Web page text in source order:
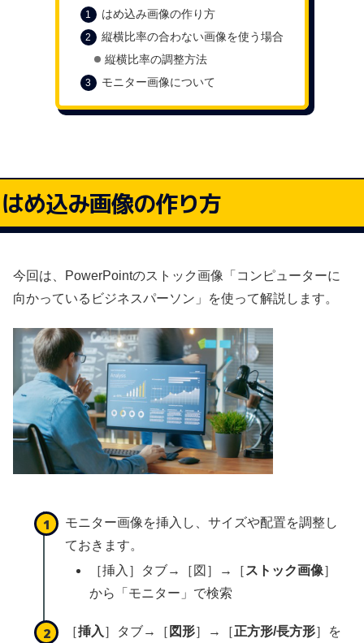
はめ込み画像の作り方
縦横比率の合わない画像を使う場合
縦横比率の調整方法
モニター画像について
はめ込み画像の作り方
今回は、PowerPointのストック画像「コンピューターに
向かっているビジネスパーソン」を使って解説します。
モニター画像を挿入し、サイズや配置を調整し
ておきます。
［挿入］タブ→［図］→［ ストック画像］
から「モニター」で検索
［挿入］タブ→［ 図形］→［正方形/長方形］を